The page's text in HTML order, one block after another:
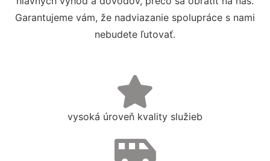
Garantujeme vám, že nadviazanie spolupráce s nami
nebudete ľutovať.
vysoká úroveň kvality služieb